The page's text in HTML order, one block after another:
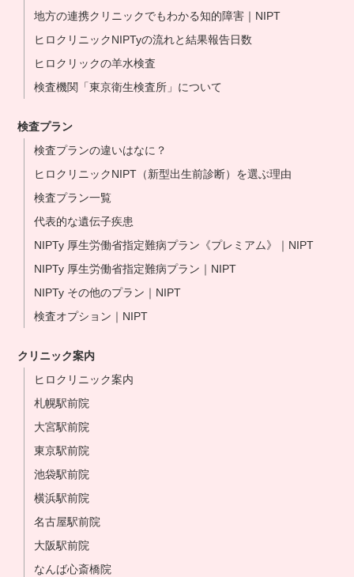
地方の連携クリニックでもわかる知的障害｜NIPT
ヒロクリニックNIPTyの流れと結果報告日数
ヒロクリックの羊水検査
検査機関「東京衛生検査所」について
検査プラン
検査プランの違いはなに？
ヒロクリニックNIPT（新型出生前診断）を選ぶ理由
検査プラン一覧
代表的な遺伝子疾患
NIPTy 厚生労働省指定難病プラン《プレミアム》｜NIPT
NIPTy 厚生労働省指定難病プラン｜NIPT
NIPTy その他のプラン｜NIPT
検査オプション｜NIPT
クリニック案内
ヒロクリニック案内
札幌駅前院
大宮駅前院
東京駅前院
池袋駅前院
横浜駅前院
名古屋駅前院
大阪駅前院
なんば心斎橋院